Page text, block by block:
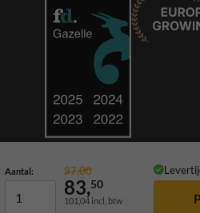
Aantal: 97,00
83,50
101,04 incl. btw
© 2026 TrafficSupply. Alle